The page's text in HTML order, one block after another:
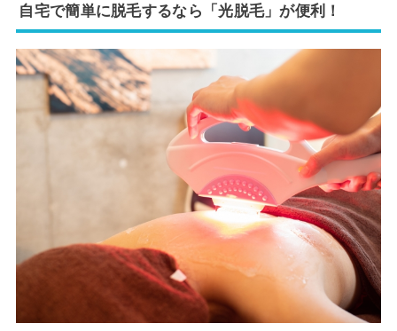
自宅で簡単に脱毛するなら「光脱毛」が便利！